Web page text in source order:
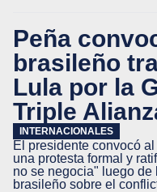
Peña
brasileño
Lula por la
Triple
INTERNACIONALES
El presidente convocó
una protesta formal y
no se negocia" luego
brasileño sobre el